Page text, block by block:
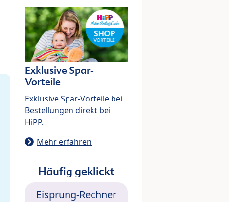
Exklusive Spar-
Vorteile
Exklusive Spar-Vorteile bei
Bestellungen direkt bei
HiPP.
Mehr erfahren
Häufig geklickt
Eisprung-Rechner